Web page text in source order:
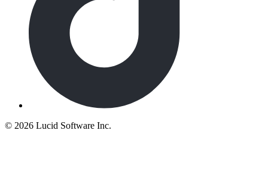
© 2026 Lucid Software Inc.